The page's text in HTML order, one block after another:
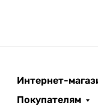
Интернет-
Покупателям